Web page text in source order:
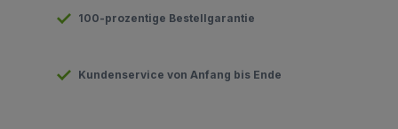
100-prozentige Bestellgarantie
Kundenservice von Anfang bis Ende